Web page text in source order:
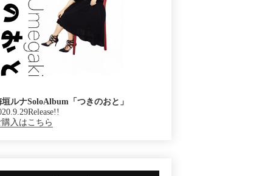
垣ルナSoloAlbum「つきのおと」
購入はこちら